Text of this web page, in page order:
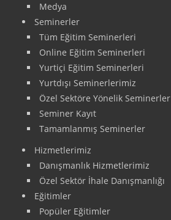
Medya
Seminerler
Tüm Eğitim Seminerleri
Online Eğitim Seminerleri
Yurtiçi Eğitim Seminerleri
Yurtdışı Seminerlerimiz
Özel Sektöre Yönelik Seminerler
Seminer Kayıt
Tamamlanmış Seminerler
Hizmetlerimiz
Danışmanlık Hizmetlerimiz
Özel Sektör İhale Danışmanlığı
Eğitimler
Popüler Eğitimler